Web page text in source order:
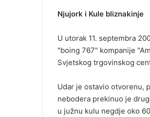
Njujork i Kule bliznakinje
U utorak 11. septembra
"boing 767" kompanije
Svjetskog trgovinskog
Udar je ostavio otvorenu,
nebodera prekinuo je
u južnu kulu negdje oko